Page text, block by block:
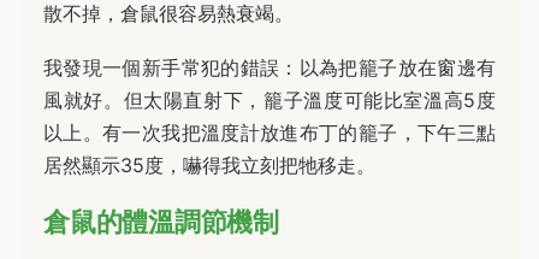
散不掉，倉鼠很容易熱衰竭。
我發現一個新手常犯的錯誤：以為把籠子放在窗邊有
風就好。但太陽直射下，籠子溫度可能比室溫高5度
以上。有一次我把溫度計放進布丁的籠子，下午三點
居然顯示35度，嚇得我立刻把牠移走。
倉鼠的體溫調節機制